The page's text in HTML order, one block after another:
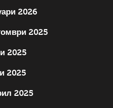
2026
2025
2025
2025
2025